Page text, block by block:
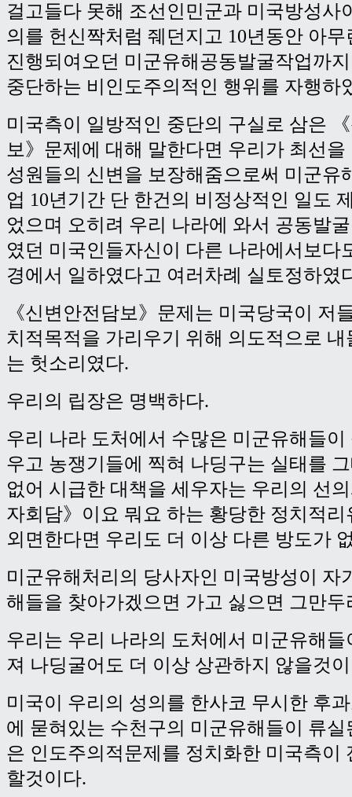
걸고들다 못해 조선인민군과 미국방성사
의를 헌신짝처럼 줴던지고 10년동안 아
진행되여오던 미군유해공동발굴작업까
중단하는 비인도주의적인 행위를 자행하
미국측이 일방적인 중단의 구실로 삼은
보》문제에 대해 말한다면 우리가 최선
성원들의 신변을 보장해줌으로써 미군유
업 10년기간 단 한건의 비정상적인 일도
었으며 오히려 우리 나라에 와서 공동발
였던 미국인들자신이 다른 나라에서보다
경에서 일하였다고 여러차례 실토정하였
《신변안전담보》문제는 미국당국이 저
치적목적을 가리우기 위해 의도적으로
는 헛소리였다.
우리의 립장은 명백하다.
우리 나라 도처에서 수많은 미군유해들
우고 농쟁기들에 찍혀 나딩구는 실태를
없어 시급한 대책을 세우자는 우리의 선
자회담》이요 뭐요 하는 황당한 정치적
외면한다면 우리도 더 이상 다른 방도가
미군유해처리의 당사자인 미국방성이 자
해들을 찾아가겠으면 가고 싫으면 그만두
우리는 우리 나라의 도처에서 미군유해
져 나딩굴어도 더 이상 상관하지 않을것
미국이 우리의 성의를 한사코 무시한 후
에 묻혀있는 수천구의 미군유해들이 류
은 인도주의적문제를 정치화한 미국측이
할것이다.